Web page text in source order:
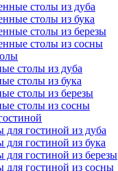
столы из дуба
столы из бука
столы из березы
столы из сосны
столы из дуба
столы из бука
столы из березы
столы из сосны
для гостиной из дуба
для гостиной из бука
для гостиной из березы
для гостиной из сосны